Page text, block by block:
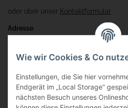
oder über unser Kontaktformular
Adresse
Gewerbering 17
84072 Au i.d. Hallertau
info@bauer-tore.de
Wie wir Cookies & Co
Einstellungen, die Sie hier
Endgerät im „Local Storage“
nächsten Besuch unseres